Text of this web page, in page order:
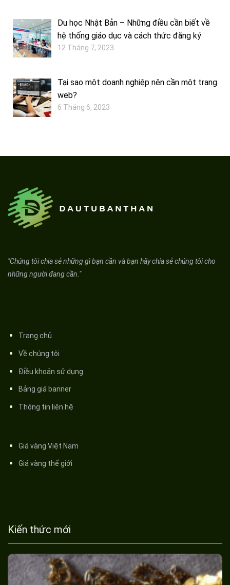
Du học Nhật Bản – Những điều cần biết về
hệ thống giáo dục và cách thức đăng ký
12 Tháng 7, 2023
Tại sao một doanh nghiệp nên cần một trang
web?
6 Tháng 6, 2023
"Chúng tôi chia sẻ những gì bạn cần và bạn hãy chia sẻ chúng tôi cho
những người đang cần."
Trang chủ
Về chúng tôi
Điều khoản sử dụng
Bảng giá banner
Thông tin liên hệ
Giá vàng Việt Nam
Giá vàng thế giới
Kiến thức mới